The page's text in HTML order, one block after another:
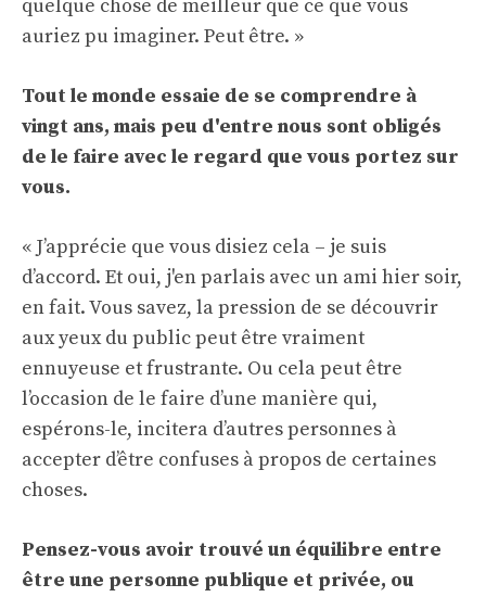
quelque chose de meilleur que ce que vous
auriez pu imaginer. Peut être. »
Tout le monde essaie de se comprendre à
vingt ans, mais peu d'entre nous sont obligés
de le faire avec le regard que vous portez sur
vous.
« J’apprécie que vous disiez cela – je suis
d’accord. Et oui, j'en parlais avec un ami hier soir,
en fait. Vous savez, la pression de se découvrir
aux yeux du public peut être vraiment
ennuyeuse et frustrante. Ou cela peut être
l’occasion de le faire d’une manière qui,
espérons-le, incitera d’autres personnes à
accepter d’être confuses à propos de certaines
choses.
Pensez-vous avoir trouvé un équilibre entre
être une personne publique et privée, ou